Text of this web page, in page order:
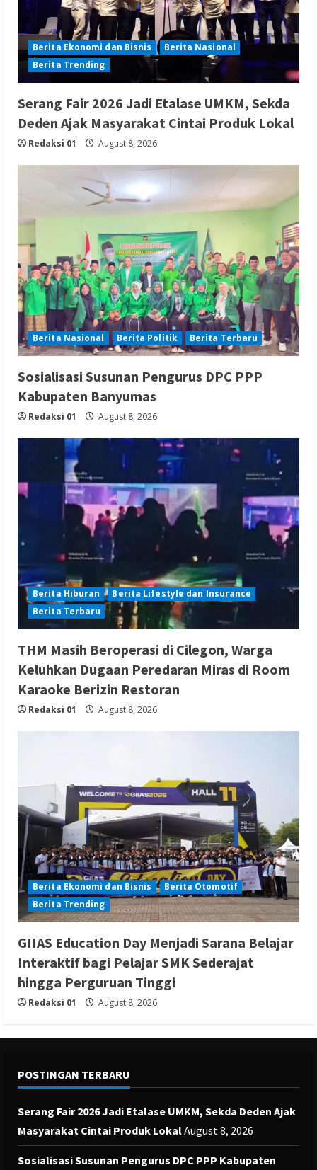
Berita Ekonomi dan Bisnis
Berita Nasional
Berita Trending
Serang Fair 2026 Jadi Etalase UMKM, Sekda
Deden Ajak Masyarakat Cintai Produk Lokal
Redaksi 01 August 8, 2026
Berita Nasional Berita Politik Berita Terbaru
Sosialisasi Susunan Pengurus DPC PPP
Kabupaten Banyumas
Redaksi 01 August 8, 2026
Berita Hiburan
Berita Lifestyle dan Insurance
Berita Terbaru
THM Masih Beroperasi di Cilegon, Warga
Keluhkan Dugaan Peredaran Miras di Room
Karaoke Berizin Restoran
Redaksi 01 August 8, 2026
Berita Ekonomi dan Bisnis
Berita Otomotif
Berita Trending
GIIAS Education Day Menjadi Sarana Belajar
Interaktif bagi Pelajar SMK Sederajat
hingga Perguruan Tinggi
Redaksi 01 August 8, 2026
POSTINGAN TERBARU
Serang Fair 2026 Jadi Etalase UMKM, Sekda Deden Ajak
Masyarakat Cintai Produk LokalAugust 8, 2026
Sosialisasi Susunan Pengurus DPC PPP Kabupaten